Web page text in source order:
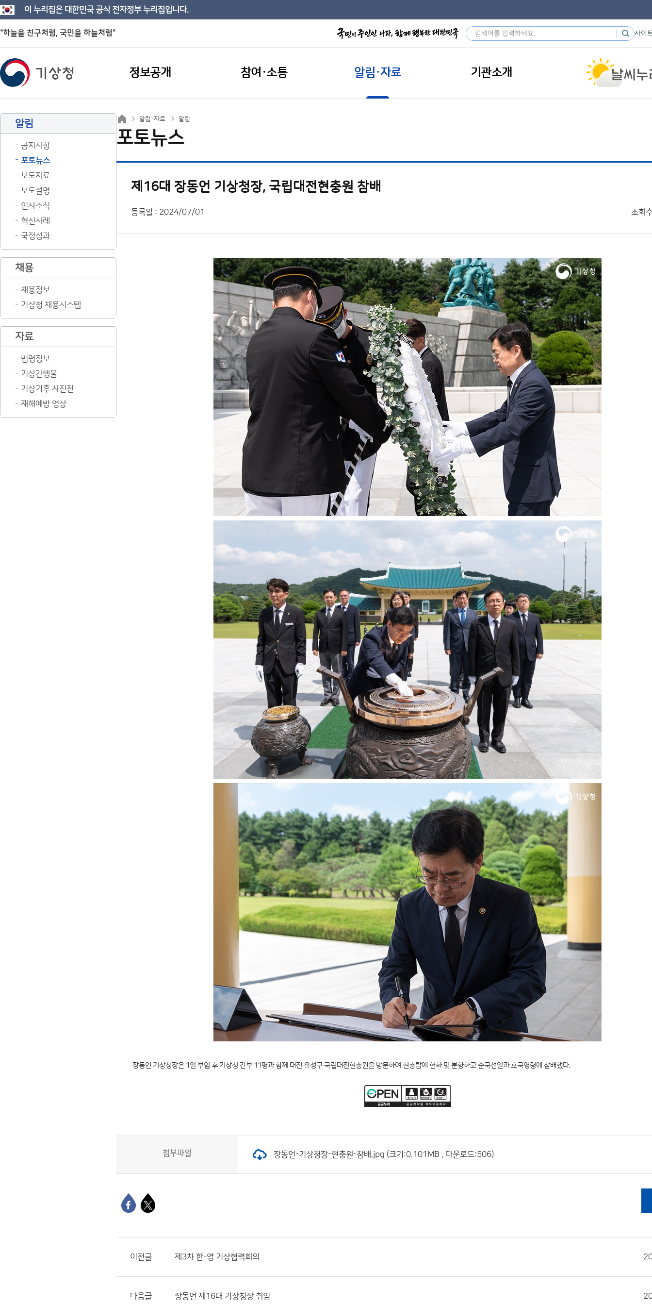
이 누리집은 대한민국 공식 전자정부 누리집입니다.
"하늘을 친구처럼, 국민을 하늘처럼" 사이
정보공개 참여·소통 알림·자료 기관소개
알림
공지사항
포토뉴스
보도자료
보도설명
인사소식
혁신사례
국정성과
채용
채용정보
기상청 채용시스템
자료
법령정보
기상간행물
기상기후 사진전
재해예방 영상
알림·자료 알림
포토뉴스
제16대 장동언 기상청장, 국립대전현충원 참배
등록일 : 2024/07/01 조회
장동언 기상청장은 1일 부임 후 기상청 간부 11명과 함께 대전 유성구 국립대전현충원을 방문하여 현충탑에 헌화 및 분향하고 순국선열과 호국영령에 참배했다.
첨부파일 장동언-기상청장-현충원-참배.jpg (크기:0.101MB , 다운로드:506)
이전글 제3차 한-영 기상협력회의
다음글 장동언 제16대 기상청장 취임